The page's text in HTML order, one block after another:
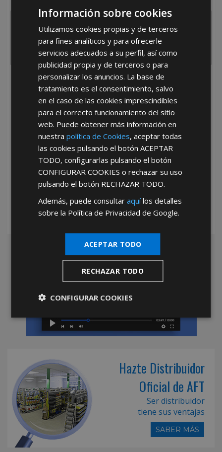
*Abstenerse particulares, sólo venta a tiendas y empresas minoristas y
mayoristas.
Hazte Distribuidor
Oficial de AFT
Ser distribuidor
tiene sus ventajas
SABER MÁS
Información sobre cookies
Utilizamos cookies propias y de terceros
para fines analíticos y para ofrecerle
servicios adecuados a su perfil, así como
publicidad propia y de terceros o para
personalizar los anuncios. La base de
tratamiento es el consentimiento, salvo
en el caso de las cookies imprescindibles
para el correcto funcionamiento del sitio
web. Puede obtener más información en
nuestrapolítica de Cookies, aceptar todas
las cookies pulsando el botónACEPTAR
TODO, configurarlas pulsando el botón
CONFIGURAR COOKIES o rechazar su uso
pulsando el botón RECHAZAR TODO.
Además, puede consultaraquílos detalles
sobre la Política de Privacidad de Google.
ACEPTAR TODO
RECHAZAR TODO
CONFIGURAR COOKIES